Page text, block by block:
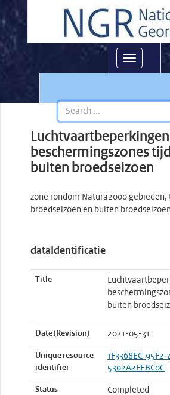
Toggle
beschermingszones
buiten broedseizoen
zone rondom Natura2000 gebieden,
broedseizoen en buiten broedseizoen
dataIdentificatie
Title
buiten
Date (Revision) 2021-05-31
Unique resource
identifier
1F3368EC-
5302A2FEBC0C
Status Completed